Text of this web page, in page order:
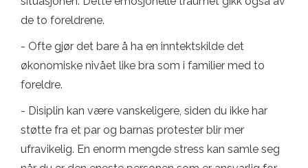
de to foreldrene.
- Ofte gjør det bare å ha en inntektskilde det
økonomiske nivået like bra som i familier med to
foreldre.
- Disiplin kan være vanskeligere, siden du ikke har
støtte fra et par og barnas protester blir mer
ufravikelig. En enorm mengde stress kan samle seg